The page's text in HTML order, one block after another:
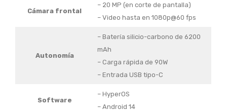
Cámara frontal
– 20 MP (en corte de pantalla)
– Video hasta en 1080p@60 fps
Autonomía
– Batería silicio-carbono de 6200
mAh
– Carga rápida de 90W
– Entrada USB tipo-C
Software
– HyperOS
– Android 14